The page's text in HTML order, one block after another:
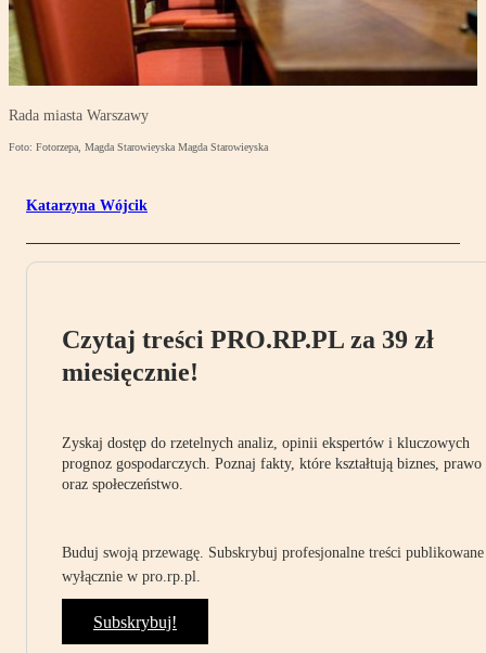
Rada miasta Warszawy
Foto: Fotorzepa, Magda Starowieyska Magda Starowieyska
Katarzyna Wójcik
Czytaj treści PRO.RP.PL za 39 zł
miesięcznie!
Zyskaj dostęp do rzetelnych analiz, opinii ekspertów i kluczowych
prognoz gospodarczych. Poznaj fakty, które kształtują biznes, prawo
oraz społeczeństwo.
Buduj swoją przewagę. Subskrybuj profesjonalne treści publikowane
wyłącznie w pro.rp.pl.
Subskrybuj!